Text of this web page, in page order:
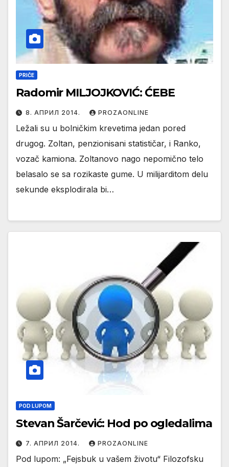
PRIČE
Radomir MILJOJKOVIĆ: ĆEBE
8. АПРИЛ 2014. PROZAONLINE
Ležali su u bolničkim krevetima jedan pored
drugog. Zoltan, penzionisani statističar, i Ranko,
vozač kamiona. Zoltanovo nago nepomično telo
belasalo se sa rozikaste gume. U milijarditom delu
sekunde eksplodirala bi…
POD LUPOM
Stevan Šarčević: Hod po ogledalima
7. АПРИЛ 2014. PROZAONLINE
Pod lupom: „Fejsbuk u vašem životu“ Filozofsku